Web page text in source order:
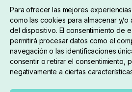
Para ofrecer las mejores
como las cookies para almacenar y/o
del dispositivo. El consentimiento de
permitirá procesar datos como el
navegación o las identificaciones
consentir o retirar el consentimiento,
negativamente a ciertas
Sobre nosotros